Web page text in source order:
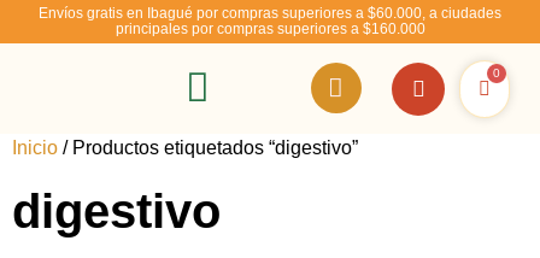
Envíos gratis en Ibagué por compras superiores a $60.000, a ciudades
principales por compras superiores a $160.000
0
Inicio / Productos etiquetados “digestivo”
digestivo